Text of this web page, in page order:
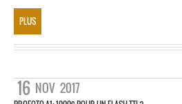
PLUS
16 NOV 2017